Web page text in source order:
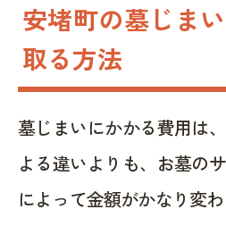
安堵町の墓じま
取る方法
墓じまいにかかる費用は
よる違いよりも、お墓の
によって金額がかなり変わ